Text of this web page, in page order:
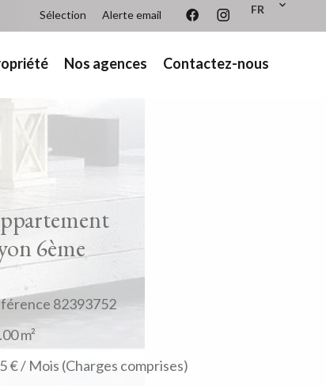
FR
Sélection Alerte email
Nos agences Contactez-nous
6ème
82393752
m²
€ / Mois (Charges comprises)